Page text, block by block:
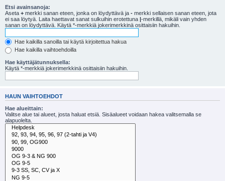
Etsi avainsanoja:
Aseta + merkki sanan eteen, jonka on löydyttävä ja - merkki sellaisen sanan eteen, jota
ei saa löytyä. Laita haettavat sanat sulkuihin erotettuna |-merkillä, mikäli vain yhden
sanan on löydyttävä. Käytä *-merkkiä jokerimerkkinä osittaisiin hakuihin.
Hae kaikilla sanoilla tai käytä kirjoitettua hakua
Hae kaikilla vaihtoehdoilla
Hae käyttäjätunnuksella:
Käytä *-merkkiä jokerimerkkinä osittaisiin hakuihin.
HAUN VAIHTOEHDOT
Hae alueittain:
Valitse alue tai alueet, josta haluat etsiä. Sisäalueet voidaan hakea valitsemalla se
alapuolelta.